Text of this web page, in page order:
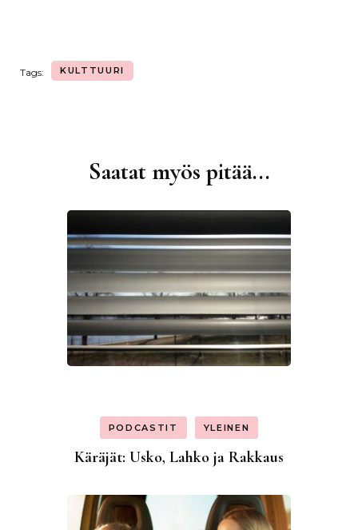
Tags: KULTTUURI
Saatat myös pitää...
PODCASTIT YLEINEN
Käräjät: Usko, Lahko ja Rakkaus